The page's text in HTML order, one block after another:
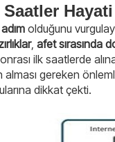
olduğunu
, afet sırasında
ilk saatlerde
alması gereken
dikkat çekti.